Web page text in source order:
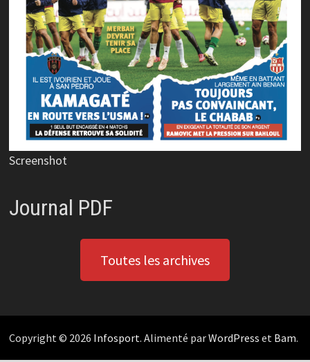
Screenshot
Journal PDF
Toutes les archives
Copyright © 2026 Infosport. Alimenté parWordPress et Bam.